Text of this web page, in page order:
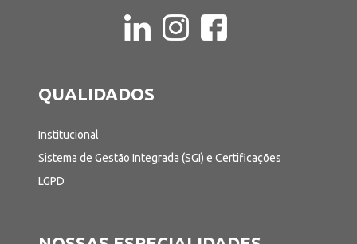
QUALIDADOS
Institucional
Sistema de Gestão Integrada (SGI) e Certificações
LGPD